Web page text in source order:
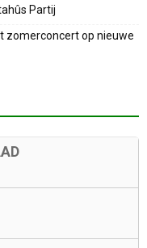
Partij
zomerconcert op nieuwe